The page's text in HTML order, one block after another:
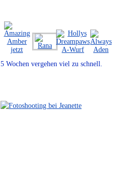
5 Wochen vergehen viel zu schnell.